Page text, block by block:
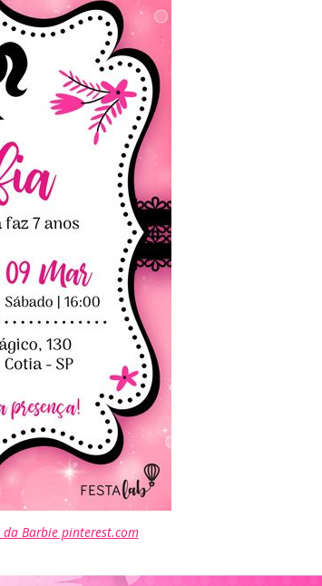
da Barbie pinterest.com